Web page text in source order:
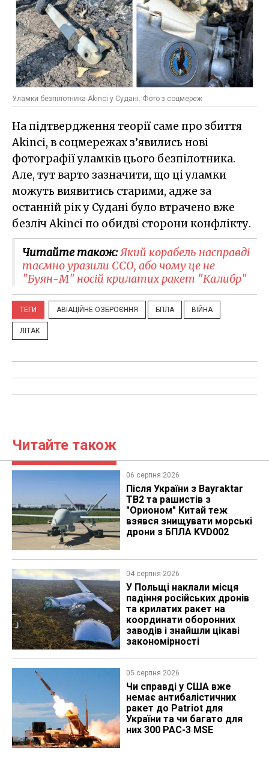
Уламки безпілотника Akinci у Судані. Фото з соцмереж
На підтвердження теорії саме про збиття
Akinci, в соцмережах з’явились нові
фотографії уламків цього безпілотника.
Але, тут варто зазначити, що ці уламки
можуть виявитись старими, адже за
останній рік у Судані було втрачено вже
безліч Akinci по обидві сторони конфлікту.
Читайте також:Який корабель насправді
таємно уразили ССО, або чому це не
"Буян-М" носій крилатих ракет "Калибр"
ТЕГИ АВІАЦІЙНЕ ОЗБРОЄННЯ БПЛА ВІЙНА
ЛІТАК
Читайте також
06 серпня 2026
Після України з Bayraktar
TB2 та рашистів з
"Орионом" Китай теж
взявся знищувати морські
дрони з БПЛА KVD002
04 серпня 2026
У Польщі наклали місця
падіння російських дронів
та крилатих ракет на
координати оборонних
заводів і знайшли цікаві
закономірності
05 серпня 2026
Чи справді у США вже
немає антибалістичних
ракет до Patriot для
України та чи багато для
них 300 PAC-3 MSE